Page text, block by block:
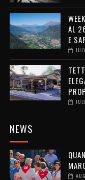
AL
E
NEWS